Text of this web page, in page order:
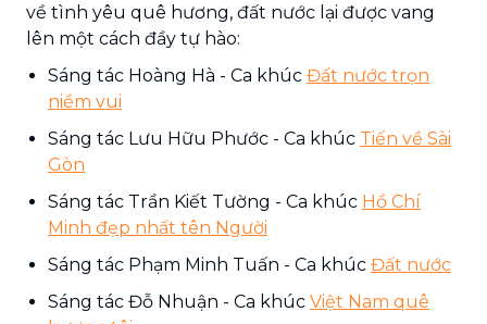
về tình yêu quê hương, đất nước lại được vang
lên một cách đầy tự hào:
Sáng tác Hoàng Hà - Ca khúc Đất nước trọn
niềm vui
Sáng tác Lưu Hữu Phước - Ca khúc Tiến về Sài
Gòn
Sáng tác Trần Kiết Tường - Ca khúc Hồ Chí
Minh đẹp nhất tên Người
Sáng tác Phạm Minh Tuấn - Ca khúc Đất nước
Sáng tác Đỗ Nhuận - Ca khúc Việt Nam quê